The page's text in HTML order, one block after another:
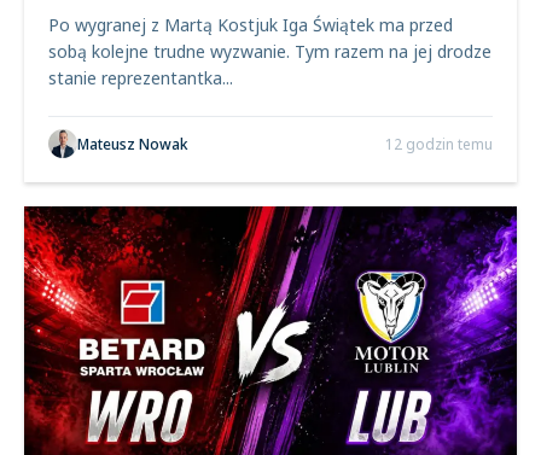
Po wygranej z Martą Kostjuk Iga Świątek ma przed
sobą kolejne trudne wyzwanie. Tym razem na jej drodze
stanie reprezentantka...
Mateusz Nowak 12 godzin temu